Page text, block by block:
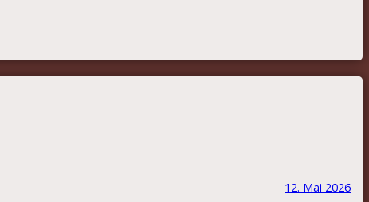
12. Mai 2026